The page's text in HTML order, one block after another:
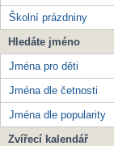
Školní prázdniny
Hledáte jméno
Jména pro děti
Jména dle četnosti
Jména dle popularity
Zvířecí kalendář